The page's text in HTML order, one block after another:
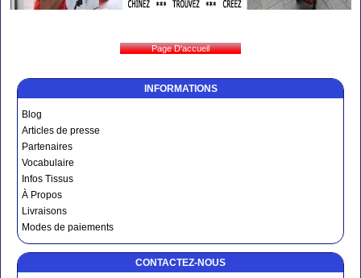
INFORMATIONS
Blog
Articles de presse
Partenaires
Vocabulaire
Infos Tissus
À Propos
Livraisons
Modes de paiements
CONTACTEZ-NOUS